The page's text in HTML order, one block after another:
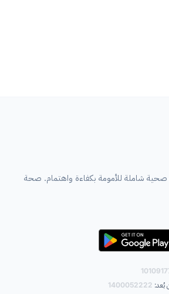
شاملة للأمومة بكفاءة واهتمام. صحة
بُعد: 1400052222